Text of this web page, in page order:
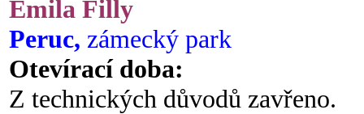
Emila Filly
Peruc, zámecký park
Otevírací doba:
Z technických důvodů zavřeno.